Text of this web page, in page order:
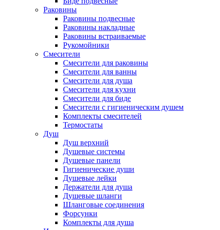
Раковины
Раковины подвесные
Раковины накладные
Раковины встраиваемые
Рукомойники
Смесители
Смесители для раковины
Смесители для ванны
Смесители для душа
Смесители для кухни
Смесители для биде
Смесители с гигиеническим душем
Комплекты смесителей
Термостаты
Душ
Душ верхний
Душевые системы
Душевые панели
Гигиенические души
Душевые лейки
Держатели для душа
Душевые шланги
Шланговые соединения
Форсунки
Комплекты для душа